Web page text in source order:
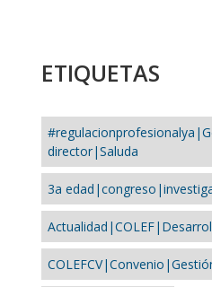
ETIQUETAS
director|Saluda
3a